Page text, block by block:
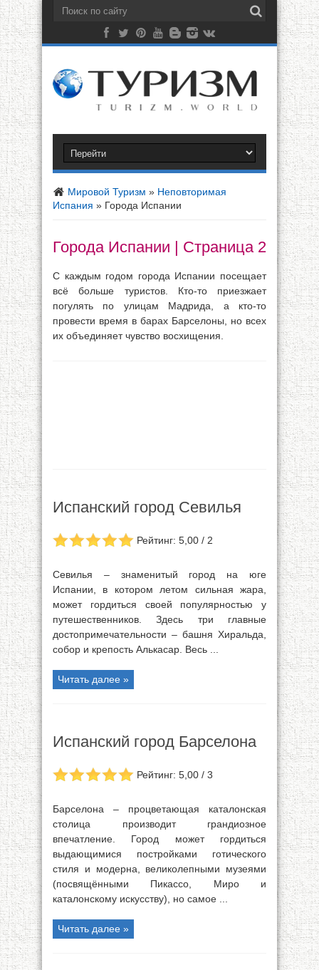
Мировой Туризм » Неповторимая
Испания » Города Испании
Города Испании | Страница 2
С каждым годом города Испании посещает
всё больше туристов. Кто-то приезжает
погулять по улицам Мадрида, а кто-то
провести время в барах Барселоны, но всех
их объединяет чувство восхищения.
Испанский город Севилья
Рейтинг: 5,00 / 2
Севилья – знаменитый город на юге
Испании, в котором летом сильная жара,
может гордиться своей популярностью у
путешественников. Здесь три главные
достопримечательности – башня Хиральда,
собор и крепость Алькасар. Весь ...
Читать далее »
Испанский город Барселона
Рейтинг: 5,00 / 3
Барселона – процветающая каталонская
столица производит грандиозное
впечатление. Город может гордиться
выдающимися постройками готического
стиля и модерна, великолепными музеями
(посвящёнными Пикассо, Миро и
каталонскому искусству), но самое ...
Читать далее »